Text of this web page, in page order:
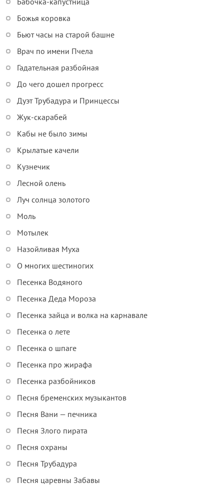
Божья коровка
Бьют часы на старой башне
Врач по имени Пчела
Гадательная разбойная
До чего дошел прогресс
Дуэт Трубадура и Принцессы
Жук-скарабей
Кабы не было зимы
Крылатые качели
Кузнечик
Лесной олень
Луч солнца золотого
Моль
Мотылек
Назойливая Муха
О многих шестиногих
Песенка Водяного
Песенка Деда Мороза
Песенка зайца и волка на карнавале
Песенка о лете
Песенка о шпаге
Песенка про жирафа
Песенка разбойников
Песня бременских музыкантов
Песня Вани — печника
Песня Злого пирата
Песня охраны
Песня Трубадура
Песня царевны Забавы